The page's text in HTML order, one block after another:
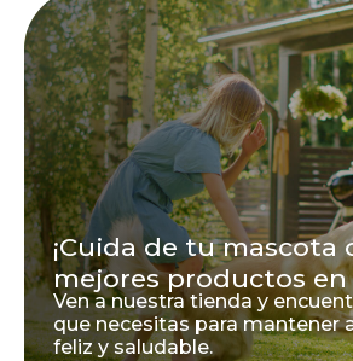
¡Cuida de tu mascota
mejores productos
Ven a nuestra tienda y
que necesitas para mantener
feliz y saludable.